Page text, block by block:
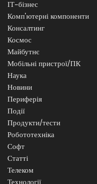
ІТ-бізнес
Комп'ютерні компоненти
Консалтинг
Космос
Майбутнє
Мобільні пристрої/ПК
Наука
Новини
Периферія
Події
Продукти/тести
Робототехніка
Софт
Статті
Телеком